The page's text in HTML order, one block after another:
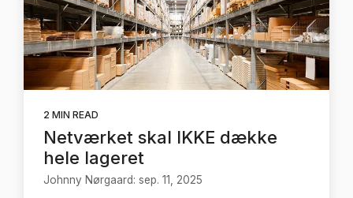
2 MIN READ
Netværket skal IKKE dække
hele lageret
Johnny Nørgaard: sep. 11, 2025